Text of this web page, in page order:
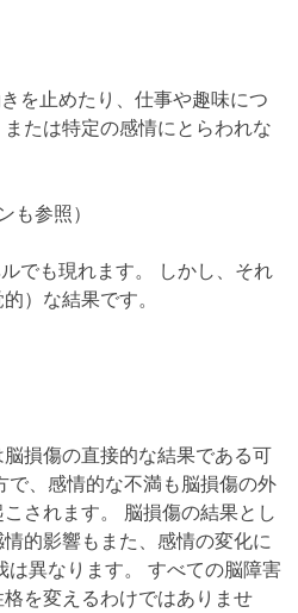
を止めたり、仕事や趣味につ
たは特定の感情にとらわれな
参照）
でも現れます。
しかし、それ
）な結果です。
損傷の直接的な結果である可
で、感情的な不満も脳損傷の外
されます。
脳損傷の結果とし
的影響もまた、感情の変化に
異なります。
すべての脳障害
を変えるわけではありませ